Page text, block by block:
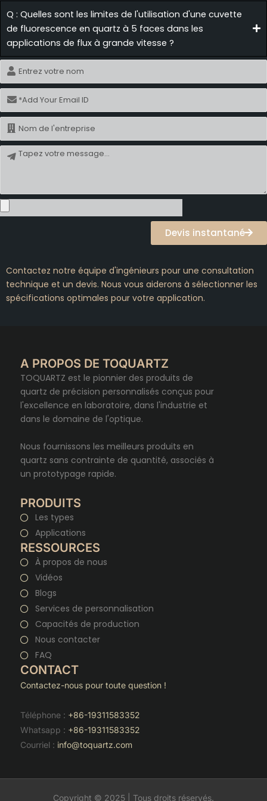
Q : Quelles sont les limites de l'utilisation d'une cuvette
de fluorescence en quartz à 5 faces dans les
applications de flux à grande vitesse ?
Nom
Courriel
Nom
Message
Devis instantané
Contactez notre équipe d'ingénieurs pour une consultation
technique et un devis. Nous vous aiderons à sélectionner les
spécifications optimales pour votre application.
A PROPOS DE TOQUARTZ
TOQUARTZ est le pionnier des produits de
quartz de précision personnalisés conçus pour
l'excellence en laboratoire, dans l'industrie et
dans le domaine de l'optique.
Nous fournissons les meilleurs produits en
quartz sans contrainte de quantité, associés à
un prototypage rapide.
PRODUITS
Les types
Applications
RESSOURCES
À propos de nous
Vidéos
Blogs
Services de personnalisation
Capacités de production
Nous contacter
FAQ
CONTACT
Contactez-nous pour toute question !
Téléphone : +86-19311583352
Whatsapp : +86-19311583352
Courriel : info@toquartz.com
Copyright © 2025 | Tous droits réservés.